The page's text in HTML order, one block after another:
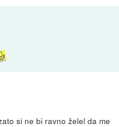
si ne bi ravno želel da me